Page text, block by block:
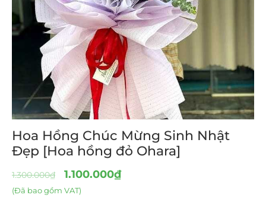
Hoa Hồng Chúc Mừng Sinh Nhật
Đẹp [Hoa hồng đỏ Ohara]
1.300.000₫ 1.100.000₫
(Đã bao gồm VAT)